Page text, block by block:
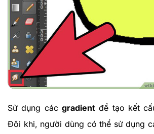
Sử dụng các gradientđể tạo kết
Đôi khi, người dùng có thể sử dụng